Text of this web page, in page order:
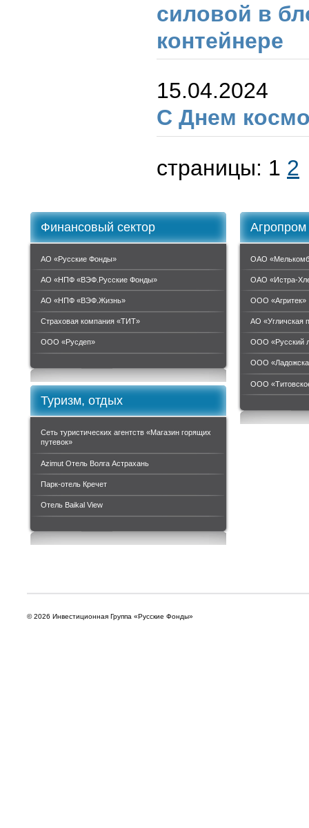
силовой в
контейнере
15.04.2024
С Днем
страницы: 1 2
Финансовый сектор
АО «Русские Фонды»
АО «НПФ «ВЭФ.Русские Фонды»
АО «НПФ «ВЭФ.Жизнь»
Страховая компания «ТИТ»
ООО «Руcдеп»
Агропром
ОАО
ОАО «Истра-
ООО «Агритек»
АО «Угличская
ООО «Русский
ООО
ООО
Туризм, отдых
Сеть туристических агентств «Магазин горящих
путевок»
Azimut Отель Волга Астрахань
Парк-отель Кречет
Отель Baikal View
© 2026 Инвестиционная Группа «Русские Фонды»